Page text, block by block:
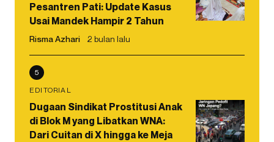
Pesantren Pati: Update Kasus
Usai Mandek Hampir 2 Tahun
Risma Azhari 2 bulan lalu
5
EDITORIAL
Dugaan Sindikat Prostitusi Anak
di Blok M yang Libatkan WNA:
Dari Cuitan di X hingga ke Meja